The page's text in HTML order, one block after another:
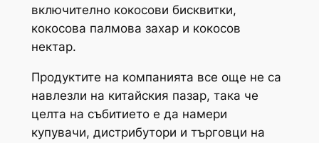
включително кокосови бисквитки,
кокосова палмова захар и кокосов
нектар.
Продуктите на компанията все още не са
навлезли на китайския пазар, така че
целта на събитието е да намери
купувачи, дистрибутори и търговци на